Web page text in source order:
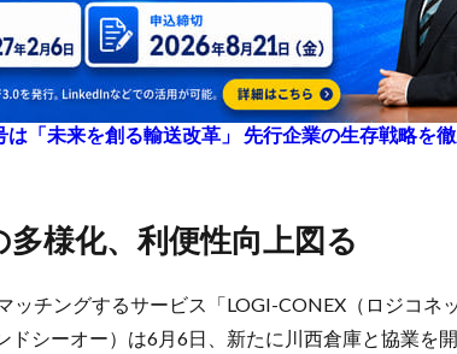
は「未来を創る輸送改革」 先行企業の生存戦略を
多様化、利便性向上図る
ッチングするサービス「LOGI-CONEX（ロジコネ
ドシーオー）は6月6日、新たに川西倉庫と協業を